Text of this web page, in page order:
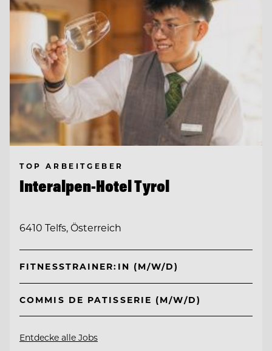
TOP ARBEITGEBER
Interalpen-Hotel Tyrol
6410 Telfs, Österreich
FITNESSTRAINER:IN (M/W/D)
COMMIS DE PATISSERIE (M/W/D)
Entdecke alle Jobs